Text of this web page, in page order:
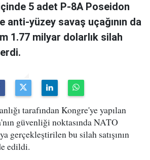
5 adet P-8A Poseidon
anti-yüzey savaş uçağının da
1.77 milyar dolarlık silah
tarafından Kongre'ye yapılan
güvenliği noktasında NATO
gerçekleştirilen bu silah satışının
edildi.